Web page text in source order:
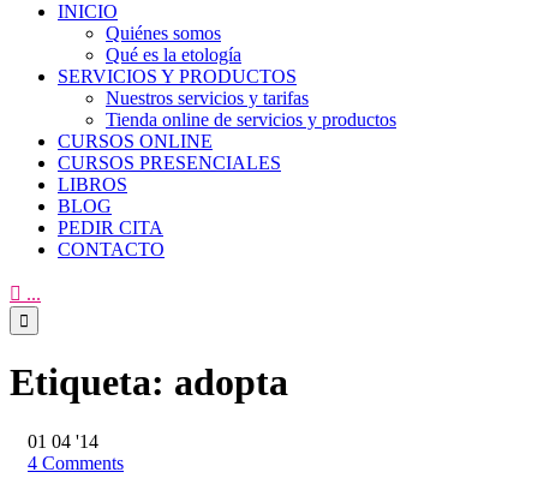
INICIO
Quiénes somos
Qué es la etología
SERVICIOS Y PRODUCTOS
Nuestros servicios y tarifas
Tienda online de servicios y productos
CURSOS ONLINE
CURSOS PRESENCIALES
LIBROS
BLOG
PEDIR CITA
CONTACTO
 ...

Etiqueta: adopta
01 04 '14
4 Comments